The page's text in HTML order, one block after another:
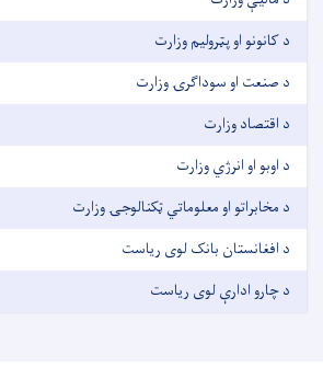
د کانونو او پټرولیم وزارت
د صنعت او سوداګرۍ وزارت
د اقتصاد وزارت
د اوبو او انرژي وزارت
د مخابراتو او معلوماتي ټکنالوجۍ وزارت
د افغانستان بانک لوی ریاست
د چارو ادارې لوی رياست